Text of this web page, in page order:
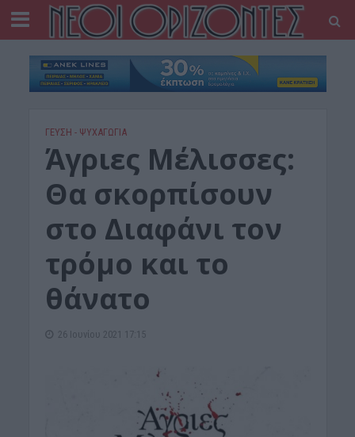
ΓΕΎΣΗ - ΨΥΧΑΓΩΓΊΑ
Άγριες Μέλισσες:
Θα σκορπίσουν
στο Διαφάνι τον
τρόμο και το
θάνατο
26 Ιουνίου 2021 17:15